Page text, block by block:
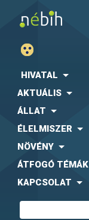
HIVATAL
AKTUÁLIS
ÁLLAT
ÉLELMISZER
NÖVÉNY
ÁTFOGÓ TÉMÁK
KAPCSOLAT